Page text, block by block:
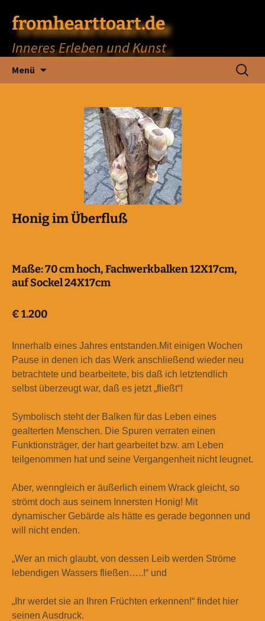
fromhearttoart.de
Inneres Erleben und Kunst
Menü
Suchen
nach:
Honig im Überfluß
Maße:70 cm hoch, Fachwerkbalken 12X17cm,
auf Sockel 24X17cm
€1.200
Innerhalb eines Jahres entstanden.Mit einigen Wochen
Pause in denen ich das Werk anschließend wieder neu
betrachtete und bearbeitete, bis daß ich letztendlich
selbst überzeugt war, daß es jetzt „fließt“!
Symbolisch steht der Balken für das Leben eines
gealterten Menschen. Die Spuren verraten einen
Funktionsträger, der hart gearbeitet bzw. am Leben
teilgenommen hat und seine Vergangenheit nicht leugnet.
Aber, wenngleich er äußerlich einem Wrack gleicht, so
strömt doch aus seinem Innersten Honig! Mit
dynamischer Gebärde als hätte es gerade begonnen und
will nicht enden.
„Wer an mich glaubt, von dessen Leib werden Ströme
lebendigen Wassers fließen…..!“ und
„Ihr werdet sie an Ihren Früchten erkennen!“ findet hier
seinen Ausdruck.